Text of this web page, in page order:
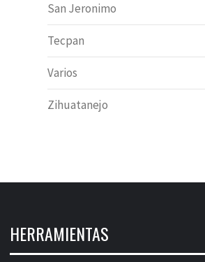
San Jeronimo
Tecpan
Varios
Zihuatanejo
HERRAMIENTAS